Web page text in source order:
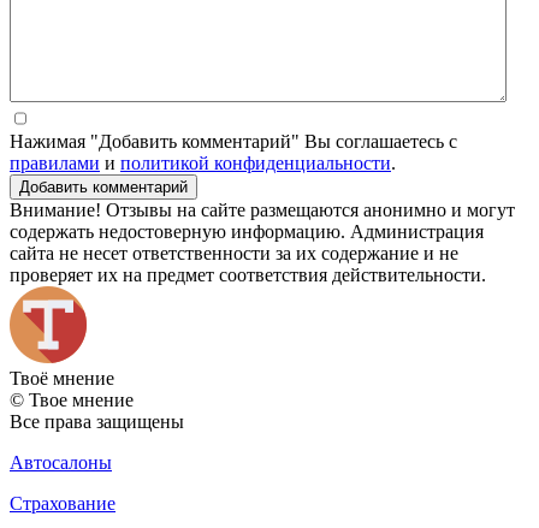
Нажимая "Добавить комментарий" Вы соглашаетесь с
правилами и политикой конфиденциальности.
Добавить комментарий
Внимание! Отзывы на сайте размещаются анонимно и могут
содержать недостоверную информацию. Администрация
сайта не несет ответственности за их содержание и не
проверяет их на предмет соответствия действительности.
Твоё мнение
© Твое мнение
Все права защищены
Автосалоны
Страхование